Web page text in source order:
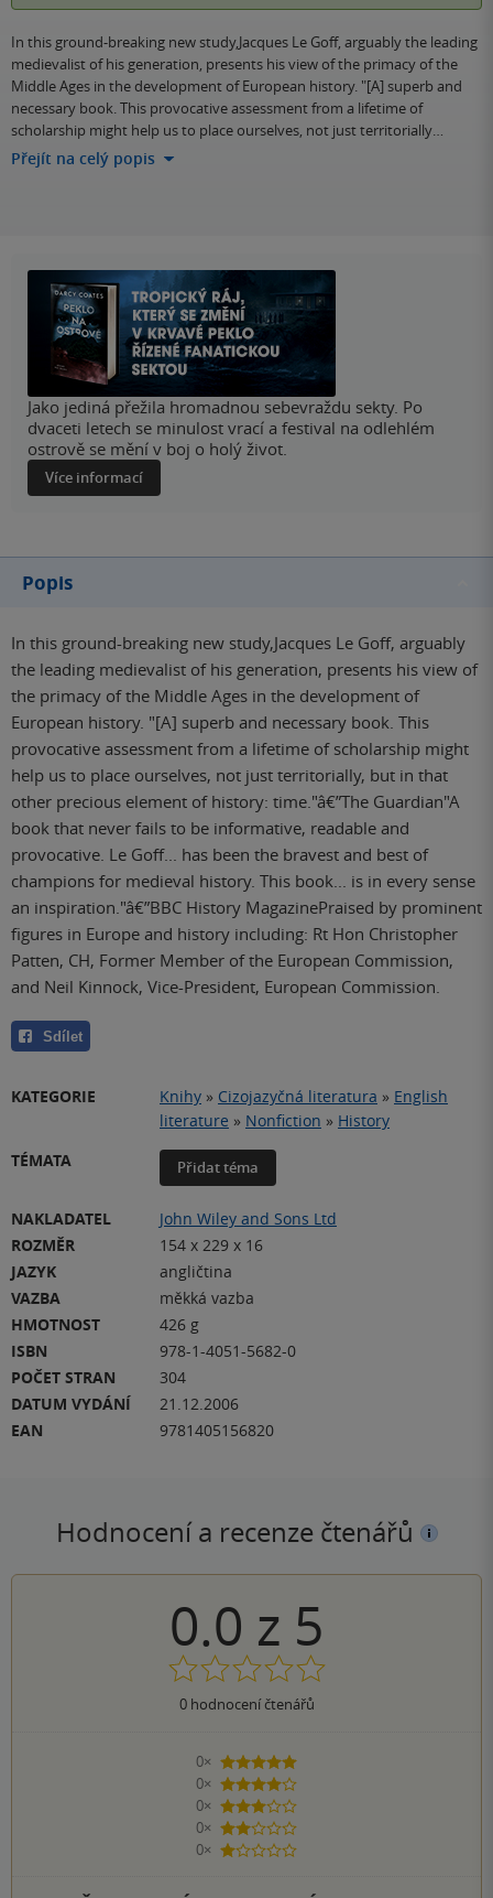
In this ground-breaking new study,Jacques Le Goff, arguably the leading
medievalist of his generation, presents his view of the primacy of the
Middle Ages in the development of European history. "[A] superb and
necessary book. This provocative assessment from a lifetime of
scholarship might help us to place ourselves, not just territorially…
Přejít na celý popis
Jako jediná přežila hromadnou sebevraždu sekty. Po
dvaceti letech se minulost vrací a festival na odlehlém
ostrově se mění v boj o holý život.
Více informací
Popis
In this ground-breaking new study,Jacques Le Goff, arguably
the leading medievalist of his generation, presents his view of
the primacy of the Middle Ages in the development of
European history. "[A] superb and necessary book. This
provocative assessment from a lifetime of scholarship might
help us to place ourselves, not just territorially, but in that
other precious element of history: time."â€”The Guardian"A
book that never fails to be informative, readable and
provocative. Le Goff... has been the bravest and best of
champions for medieval history. This book... is in every sense
an inspiration."â€”BBC History MagazinePraised by prominent
figures in Europe and history including: Rt Hon Christopher
Patten, CH, Former Member of the European Commission,
and Neil Kinnock, Vice-President, European Commission.
Sdílet
KATEGORIE Knihy » Cizojazyčná literatura » English
literature » Nonfiction » History
TÉMATA
Přidat téma
NAKLADATEL
John Wiley and Sons Ltd
ROZMĚR
154 x 229 x 16
JAZYK
angličtina
VAZBA
měkká vazba
HMOTNOST
426 g
ISBN
978-1-4051-5682-0
POČET STRAN
304
DATUM VYDÁNÍ
21.12.2006
EAN
9781405156820
Hodnocení a recenze čtenářů
0.0 z 5
0hodnocení čtenářů
0×
5 hvězdiček
0×
4 hvězdičky
0×
3 hvězdičky
0×
2 hvězdičky
0×
1 hvezdička